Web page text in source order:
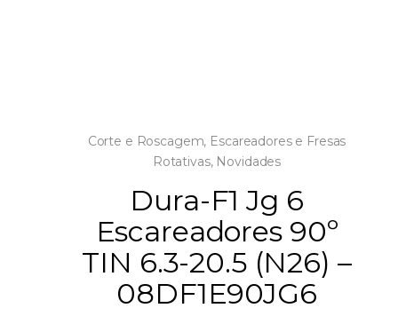
Corte e Roscagem, Escareadores e Fresas
Rotativas, Novidades
Dura-F1 Jg 6
Escareadores 90º
TIN 6.3-20.5 (N26) –
08DF1E90JG6